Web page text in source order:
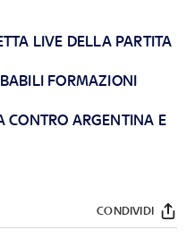
LIVE DELLA PARTITA
FORMAZIONI
CONTRO ARGENTINA E
CONDIVIDI